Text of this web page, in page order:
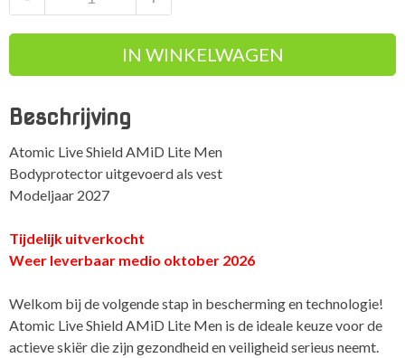
Shield
Lite
bodyprotector
IN WINKELWAGEN
Beschrijving
Atomic Live Shield AMiD Lite Men
Bodyprotector uitgevoerd als vest
Modeljaar 2027
Tijdelijk uitverkocht
Weer leverbaar medio oktober 2026
Welkom bij de volgende stap in bescherming en technologie!
Atomic Live Shield AMiD Lite Men is de ideale keuze voor de
actieve skiër die zijn gezondheid en veiligheid serieus neemt.